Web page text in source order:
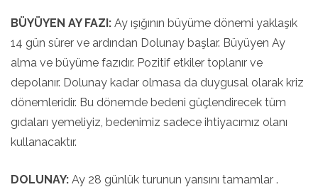
BÜYÜYEN AY FAZI: Ay ışığının büyüme dönemi yaklaşık
14 gün sürer ve ardından Dolunay başlar. Büyüyen Ay
alma ve büyüme fazıdır. Pozitif etkiler toplanır ve
depolanır. Dolunay kadar olmasa da duygusal olarak kriz
dönemleridir. Bu dönemde bedeni güçlendirecek tüm
gıdaları yemeliyiz, bedenimiz sadece ihtiyacımız olanı
kullanacaktır.
DOLUNAY: Ay 28 günlük turunun yarısını tamamlar .